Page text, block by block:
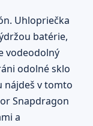
Uhlopriečka
batérie,
vodeodolný
odolné sklo
nájdeš v tomto
Snapdragon
a